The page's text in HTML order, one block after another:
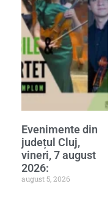
Evenimente din
județul Cluj,
vineri, 7 august
2026:
august 5, 2026